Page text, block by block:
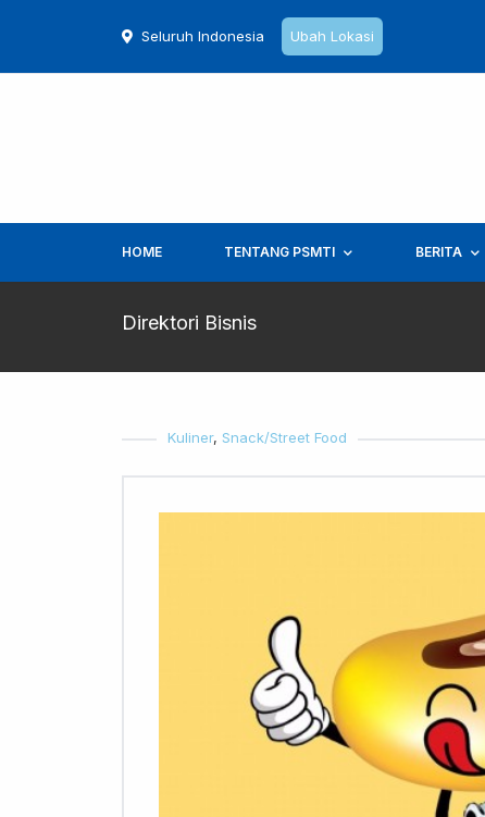
Seluruh Indonesia Ubah Lokasi
HOME TENTANG PSMTI BERITA
Direktori Bisnis
Kuliner, Snack/Street Food